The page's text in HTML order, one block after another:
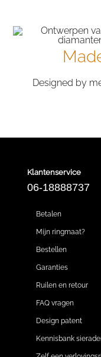
Designed by
Klantenservice
06-18888737
Betalen
Mijn ringmaat?
Bestellen
Garanties
Ruilen en retour
FAQ vragen
Design patent
Kennisbank